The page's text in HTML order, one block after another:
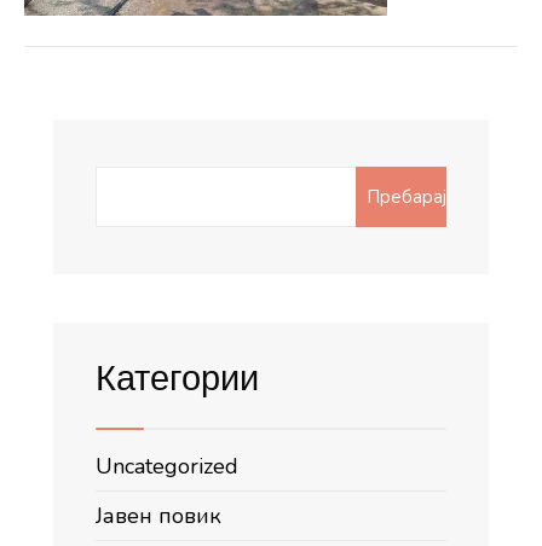
Пребарај
Категории
Uncategorized
Јавен повик